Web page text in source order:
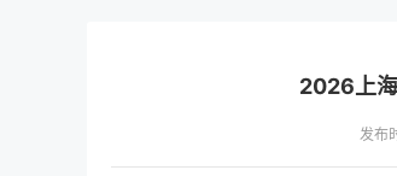
2026上
发布